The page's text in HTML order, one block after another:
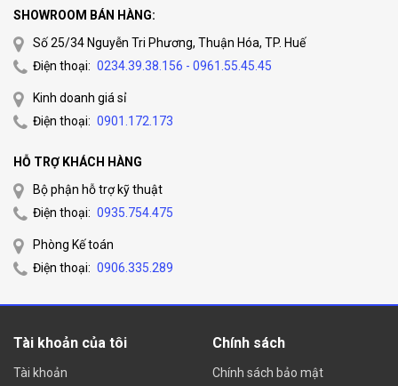
SHOWROOM BÁN HÀNG:
Số 25/34 Nguyễn Tri Phương, Thuận Hóa, TP. Huế
Điện thoại: 0234.39.38.156 - 0961.55.45.45
Kinh doanh giá sỉ
Điện thoại: 0901.172.173
HỖ TRỢ KHÁCH HÀNG
Bộ phận hỗ trợ kỹ thuật
Điện thoại: 0935.754.475
Phòng Kế toán
Điện thoại: 0906.335.289
Tài khoản của tôi
Tài khoản
Chính sách
Chính sách bảo mật